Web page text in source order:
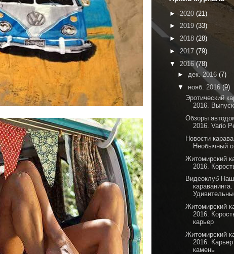
► 2020 (21)
► 2019 (33)
► 2018 (28)
► 2017 (79)
▼ 2016 (78)
► дек. 2016 (7)
▼ нояб. 2016(9)
Эротический
2016.
Обзоры
2016. Vario
Новости
Необычный
Житомирский
2016.
Видеоклуб
караванинга.
Житомирский
2016.
карьер
Житомирский
2016.
камень